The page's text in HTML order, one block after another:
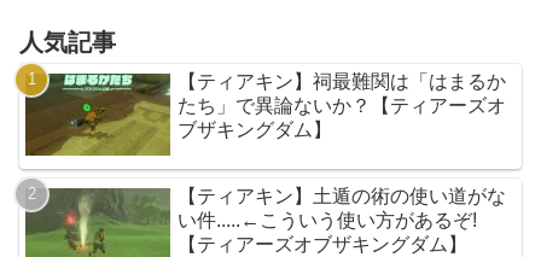
人気記事
【ティアキン】祠最難関は「はまるか
たち」で異論ないか？【ティアーズオ
ブザキングダム】
【ティアキン】土遁の術の使い道がな
い件.....←こういう使い方があるぞ!
【ティアーズオブザキングダム】